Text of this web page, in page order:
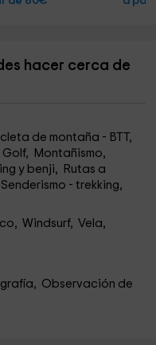
hacer cerca de
de montaña - BTT,
Montañismo,
y benji, Rutas a
- trekking,
Windsurf, Vela,
Observación de